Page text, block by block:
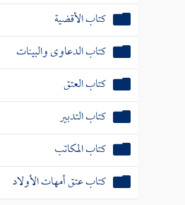
كتاب الأقضية
كتاب الدعاوى والبينات
كتاب العتق
كتاب التدبير
كتاب المكاتب
كتاب عتق أمهات الأولاد